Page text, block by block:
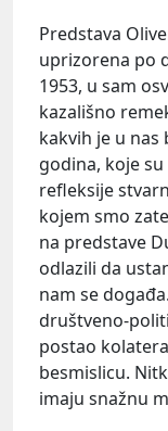
Predstava
uprizorena po
1953, u sam
kazališno
kakvih je u nas
godina, koje
refleksije
kojem smo
na predstave
odlazili da
nam se
društveno-
postao
besmislicu.
imaju snažnu